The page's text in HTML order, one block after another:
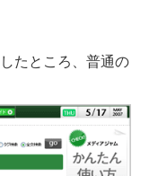
たところ、普通の